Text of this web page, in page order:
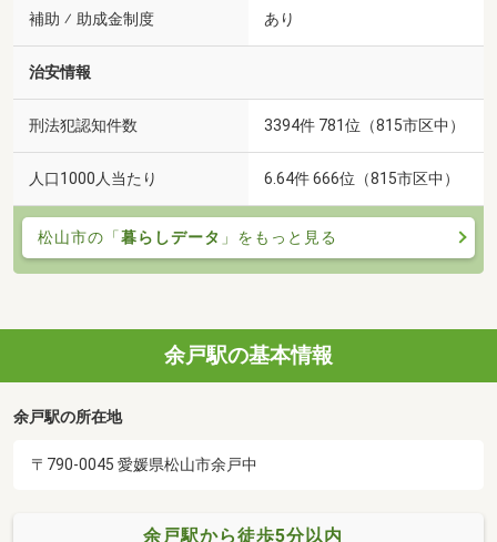
補助 ⁄ 助成金制度 あり
治安情報
刑法犯認知件数 3394件 781位（815市区中）
人口1000人当たり 6.64件 666位（815市区中）
松山市の「暮らしデータ 」をもっと見る
余戸駅の基本情報
余戸駅の所在地
〒790-0045 愛媛県松山市余戸中
余戸駅から徒歩5分以内